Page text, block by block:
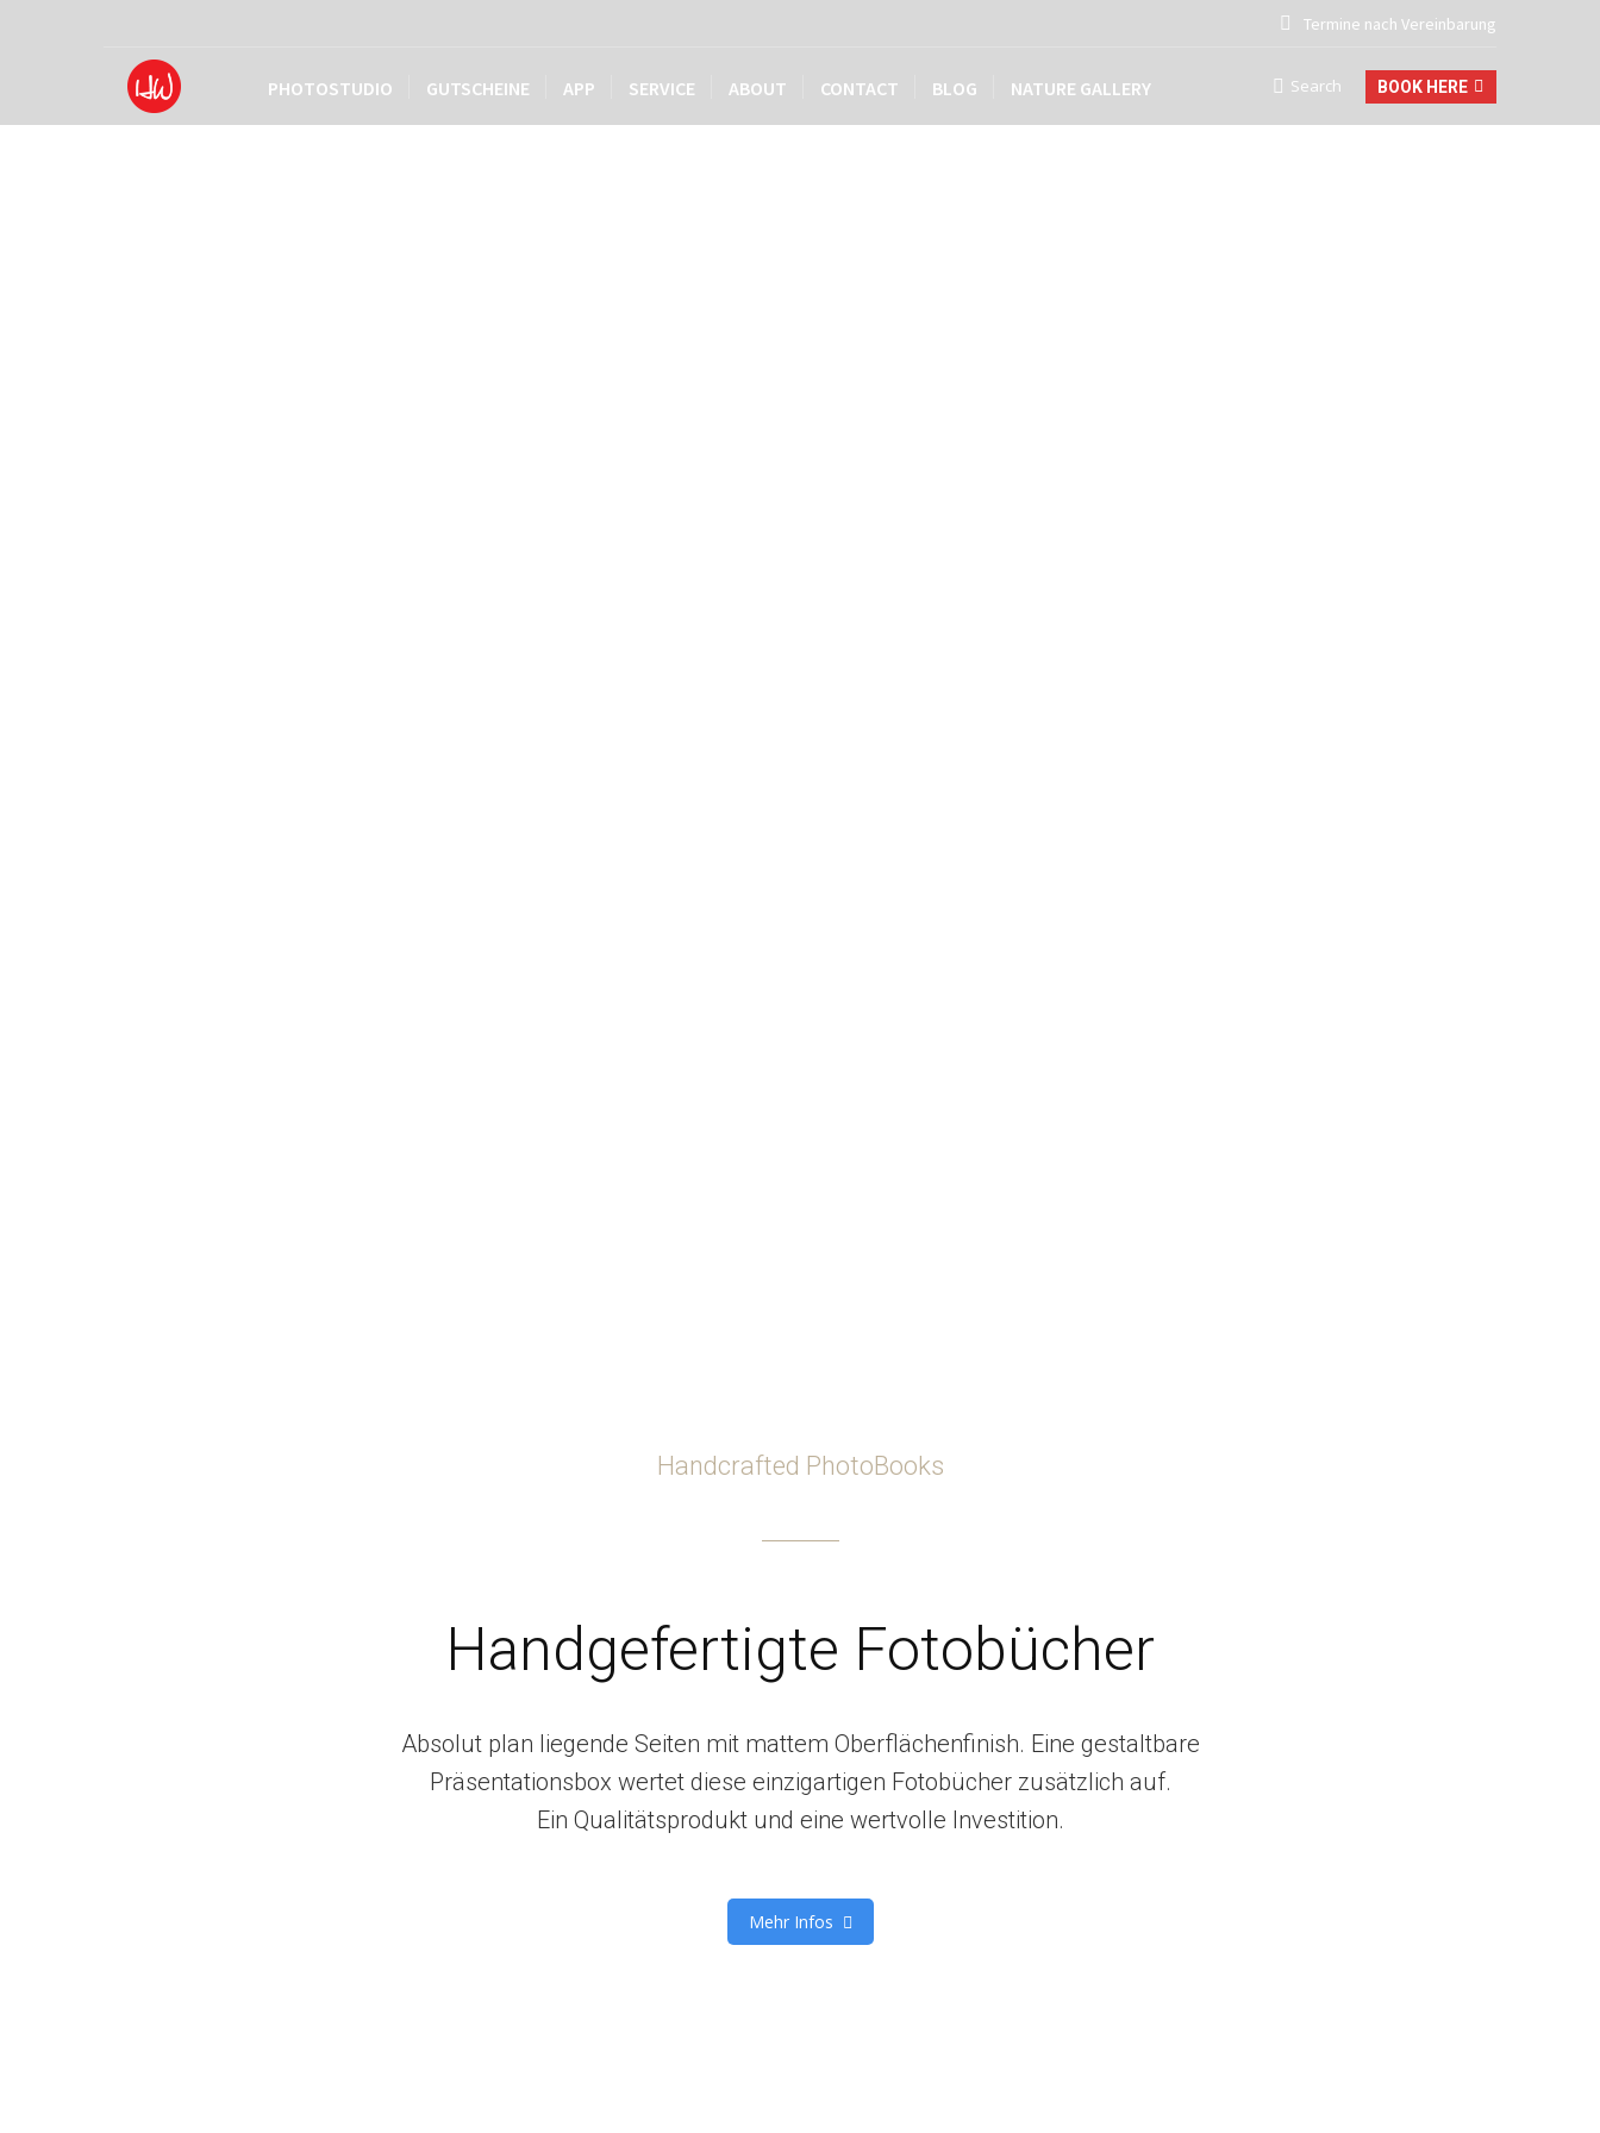
Termine nach Vereinbarung
PHOTOSTUDIO GUTSCHEINE APP SERVICE ABOUT CONTACT BLOG NATURE GALLERY Search:
Search BOOK HERE
Handcrafted PhotoBooks
Handgefertigte Fotobücher
Absolut plan liegende Seiten mit mattem Oberflächenfinish. Eine gestaltbare
Präsentationsbox wertet diese einzigartigen Fotobücher zusätzlich auf.
Ein Qualitätsprodukt und eine wertvolle Investition.
Mehr Infos